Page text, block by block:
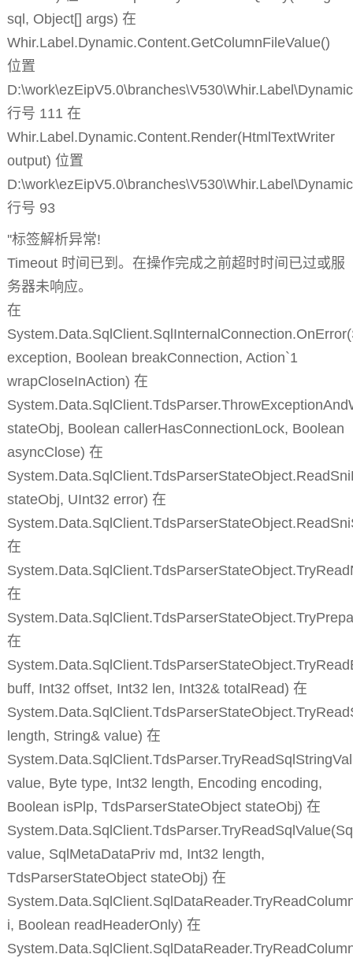
sql, Object[] args) 在
Whir.Label.Dynamic.Content.GetColumnFileValue()
位置
行号 111 在
Whir.Label.Dynamic.Content.Render(HtmlTextWriter
output) 位置
行号 93
''标签解析异常!
Timeout 时间已到。在操作完成之前超时时间已过或服
务器未响应。
在
exception, Boolean breakConnection, Action`1
wrapCloseInAction) 在
stateObj, Boolean callerHasConnectionLock, Boolean
asyncClose) 在
stateObj, UInt32 error) 在
在
在
在
buff, Int32 offset, Int32 len, Int32& totalRead) 在
length, String& value) 在
value, Byte type, Int32 length, Encoding encoding,
Boolean isPlp, TdsParserStateObject stateObj) 在
value, SqlMetaDataPriv md, Int32 length,
TdsParserStateObject stateObj) 在
i, Boolean readHeaderOnly) 在